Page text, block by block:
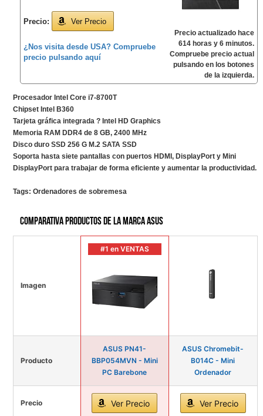
Precio: Ver Precio
¿Nos visita desde USA? Compruebe
precio pulsando aquí
Precio actualizado hace
614 horas y 6 minutos.
Compruebe precio actual
pulsando en los botones
de la izquierda.
Procesador Intel Core i7-8700T
Chipset Intel B360
Tarjeta gráfica integrada ? Intel HD Graphics
Memoria RAM DDR4 de 8 GB, 2400 MHz
Disco duro SSD 256 G M.2 SATA SSD
Soporta hasta siete pantallas con puertos HDMI, DisplayPort y Mini
DisplayPort para trabajar de forma eficiente y aumentar la productividad.
Tags: Ordenadores de sobremesa
Comparativa productos de la marca ASUS
Imagen
#1 en VENTAS
Producto
ASUS PN41-
BBP054MVN - Mini
PC Barebone
ASUS Chromebit-
B014C - Mini
Ordenador
Precio Ver Precio Ver Precio